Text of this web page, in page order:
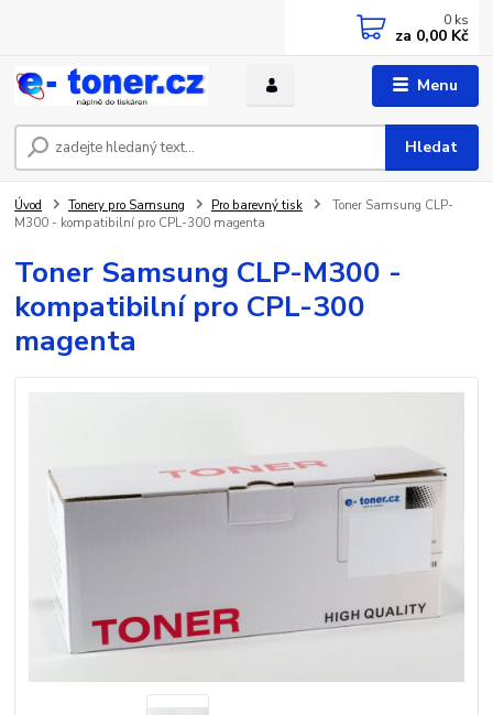
Menu
Hledat
0 ks
za 0,00 Kč
Úvod Tonery pro Samsung Pro barevný tisk
Toner Samsung CLP-
M300 - kompatibilní pro CPL-300 magenta
Toner Samsung CLP-M300 -
kompatibilní pro CPL-300
magenta